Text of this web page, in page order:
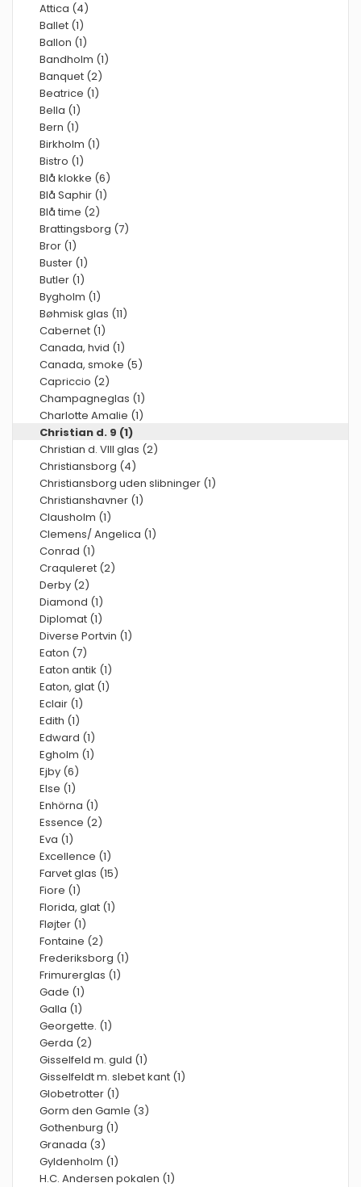
Attica (4)
Ballet (1)
Ballon (1)
Bandholm (1)
Banquet (2)
Beatrice (1)
Bella (1)
Bern (1)
Birkholm (1)
Bistro (1)
Blå klokke (6)
Blå Saphir (1)
Blå time (2)
Brattingsborg (7)
Bror (1)
Buster (1)
Butler (1)
Bygholm (1)
Bøhmisk glas (11)
Cabernet (1)
Canada, hvid (1)
Canada, smoke (5)
Capriccio (2)
Champagneglas (1)
Charlotte Amalie (1)
Christian d. 9 (1)
Christian d. VIII glas (2)
Christiansborg (4)
Christiansborg uden slibninger (1)
Christianshavner (1)
Clausholm (1)
Clemens/ Angelica (1)
Conrad (1)
Craquleret (2)
Derby (2)
Diamond (1)
Diplomat (1)
Diverse Portvin (1)
Eaton (7)
Eaton antik (1)
Eaton, glat (1)
Eclair (1)
Edith (1)
Edward (1)
Egholm (1)
Ejby (6)
Else (1)
Enhörna (1)
Essence (2)
Eva (1)
Excellence (1)
Farvet glas (15)
Fiore (1)
Florida, glat (1)
Fløjter (1)
Fontaine (2)
Frederiksborg (1)
Frimurerglas (1)
Gade (1)
Galla (1)
Georgette. (1)
Gerda (2)
Gisselfeld m. guld (1)
Gisselfeldt m. slebet kant (1)
Globetrotter (1)
Gorm den Gamle (3)
Gothenburg (1)
Granada (3)
Gyldenholm (1)
H.C. Andersen pokalen (1)